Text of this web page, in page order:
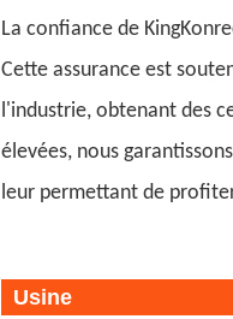
La confiance de
Cette assurance est
l'industrie, obtenant des
élevées, nous
leur permettant de
Usine